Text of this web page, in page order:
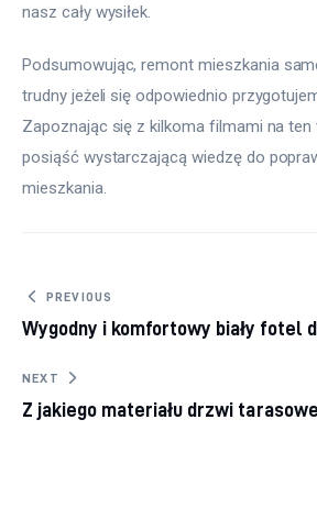
nasz cały wysiłek.
Podsumowując, remont mieszkania
trudny jeżeli się odpowiednio
Zapoznając się z kilkoma filmami na
posiąść wystarczającą wiedzę do
mieszkania.
Nawigacja wpisu
PREVIOUS
Wygodny i komfortowy biały fotel
NEXT
Z jakiego materiału drzwi